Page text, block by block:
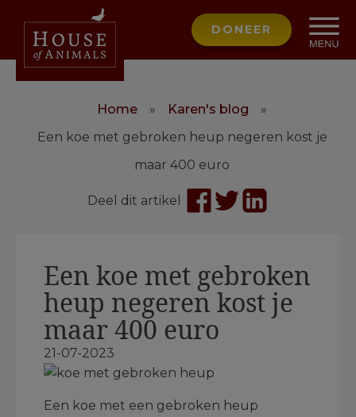
DONEER
Home » Karen's blog
»
Een koe met gebroken heup negeren kost je
maar 400 euro
Deel dit artikel
Een koe met gebroken
heup negeren kost je
maar 400 euro
21-07-2023
Een koe met een gebroken heup